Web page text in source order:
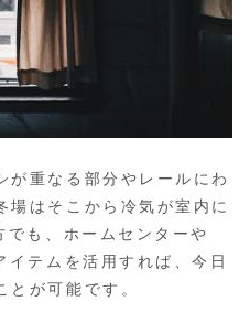
が重なる部分やレールにわ
場はそこから冷気が室内に
も、ホームセンターや
テムを活用すれば、今日
とが可能です。